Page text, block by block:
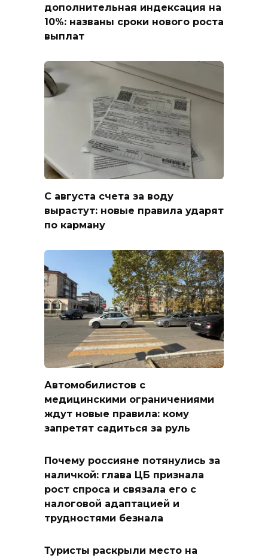
дополнительная индексация на
10%: названы сроки нового роста
выплат
С августа счета за воду
вырастут: новые правила ударят
по карману
Автомобилистов с
медицинскими ограничениями
ждут новые правила: кому
запретят садиться за руль
Почему россияне потянулись за
наличкой: глава ЦБ признала
рост спроса и связала его с
налоговой адаптацией и
трудностями безнала
Туристы раскрыли место на